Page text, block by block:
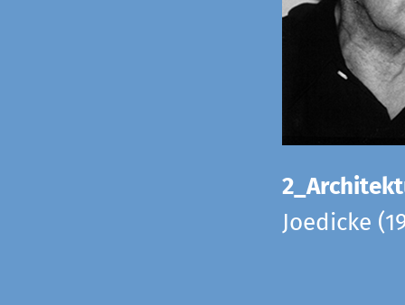
Joedicke